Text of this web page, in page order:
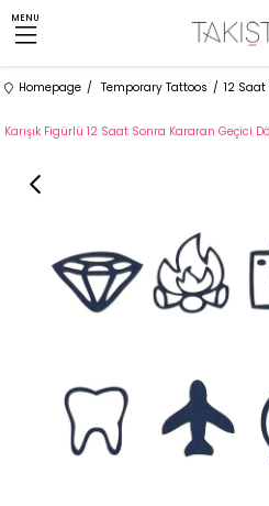
MENU
Homepage Temporary Tattoos 12
Karışık Figürlü 12 Saat Sonra Kararan Geçici